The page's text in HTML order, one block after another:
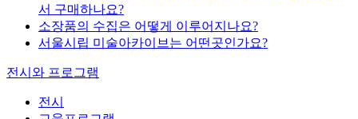
서 구매하나요?
소장품의 수집은 어떻게 이루어지나요?
서울시립 미술아카이브는 어떤곳인가요?
전시와 프로그램
전시